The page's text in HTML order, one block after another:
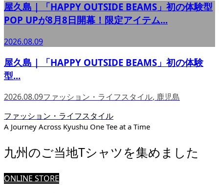
屋久島｜「HAPPY OUTSIDE BEAMS」初の体験型
POP UPが8月8日開幕！限定アイテム...
2026.08.09
屋久島｜「HAPPY OUTSIDE BEAMS」初の体験
型...
2026.08.09ファッション・ライフスタイル, 鹿児島
ファッション・ライフスタイル
A Journey Across Kyushu One Tee at a Time
九州のご当地Tシャツを集めました
ONLINE STORE